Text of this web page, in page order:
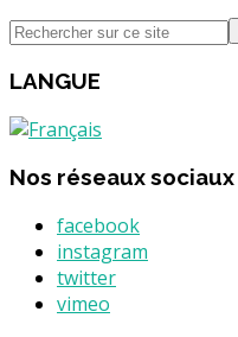
LANGUE
Nos réseaux sociaux
facebook
instagram
twitter
vimeo